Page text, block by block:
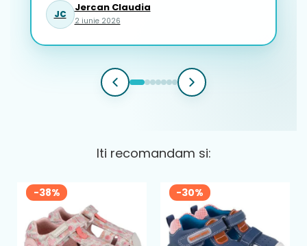
JC
Jercan Claudia
2 iunie 2026
Iti recomandam si:
-38% -30%